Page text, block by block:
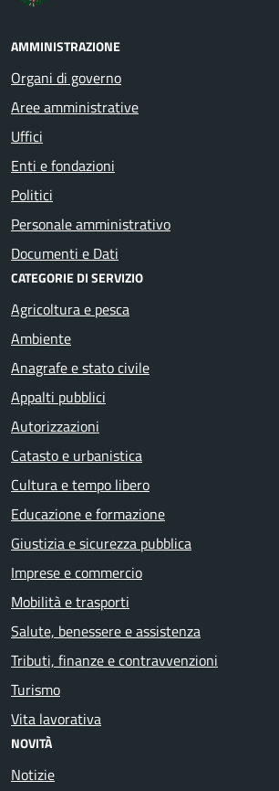
AMMINISTRAZIONE
Organi di governo
Aree amministrative
Uffici
Enti e fondazioni
Politici
Personale amministrativo
Documenti e Dati
CATEGORIE DI SERVIZIO
Agricoltura e pesca
Ambiente
Anagrafe e stato civile
Appalti pubblici
Autorizzazioni
Catasto e urbanistica
Cultura e tempo libero
Educazione e formazione
Giustizia e sicurezza pubblica
Imprese e commercio
Mobilità e trasporti
Salute, benessere e assistenza
Tributi, finanze e contravvenzioni
Turismo
Vita lavorativa
NOVITÀ
Notizie